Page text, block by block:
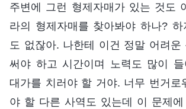
주변에 그런 형제자매가 있는 것도
라의 형제자매를 찾아봐야 하나?
도 없잖아. 나한테 이건 정말 어려운
써야 하고 시간이며 노력도 많이 들
대가를 치러야 할 거야. 너무 번거로
야 할 다른 사역도 있는데 이 문제